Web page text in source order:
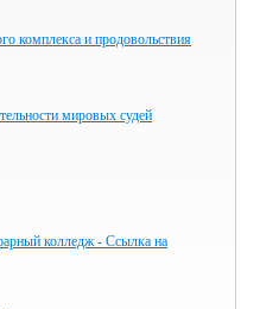
комплекса и продовольствия
мировых судей
колледж - Ссылка на